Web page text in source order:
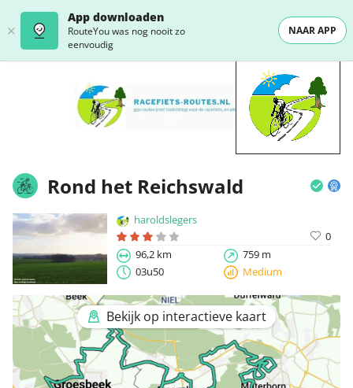
App downloaden
RouteYou was nog nooit zo
eenvoudig
NAAR APP
Rond het Reichswald
haroldslegers
0
96,2 km
759 m
03u50
Medium
Bekijk op interactieve kaart